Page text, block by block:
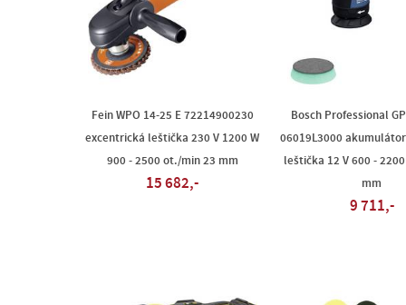
Fein WPO 14-25 E 72214900230
excentrická leštička 230 V 1200 W
900 - 2500 ot./min 23 mm
15 682,-
Bosch Professional
06019L3000
leštička 12 V 600 -
mm
9 711,-